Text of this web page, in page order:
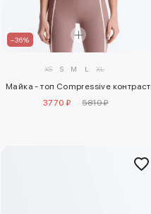
–36%
XS S M L XL
Майка - топ Compressive контраст
3770 ₽
5810 ₽